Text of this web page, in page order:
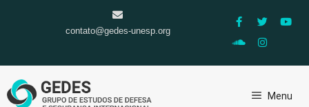
contato@gedes-unesp.org
Menu